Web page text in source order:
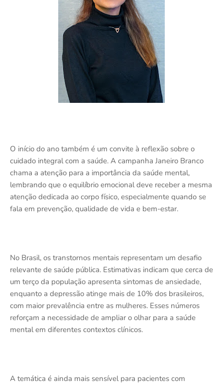
O início do ano também é um convite à reflexão sobre o
cuidado integral com a saúde. A campanha Janeiro Branco
chama a atenção para a importância da saúde mental,
lembrando que o equilíbrio emocional deve receber a mesma
atenção dedicada ao corpo físico, especialmente quando se
fala em prevenção, qualidade de vida e bem-estar.
No Brasil, os transtornos mentais representam um desafio
relevante de saúde pública. Estimativas indicam que cerca de
um terço da população apresenta sintomas de ansiedade,
enquanto a depressão atinge mais de 10% dos brasileiros,
com maior prevalência entre as mulheres. Esses números
reforçam a necessidade de ampliar o olhar para a saúde
mental em diferentes contextos clínicos.
A temática é ainda mais sensível para pacientes com